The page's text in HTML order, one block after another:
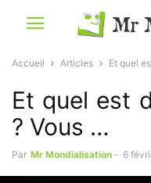
Accueil Articles Et quel
Et quel est
? Vous …
Par Mr Mondialisation - 6